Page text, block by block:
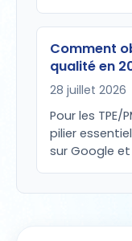
Comment
qualité en
28 juillet 2026
Pour les TPE/
pilier
sur Google